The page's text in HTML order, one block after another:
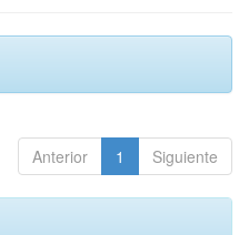
Anterior 1 Siguiente